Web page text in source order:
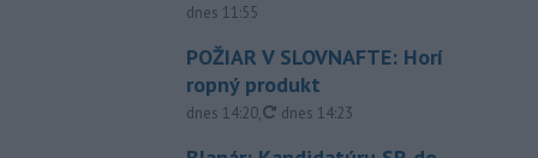
dnes 11:55
POŽIAR V SLOVNAFTE: Horí
ropný produkt
dnes 14:20, aktualizované
dnes 14:23